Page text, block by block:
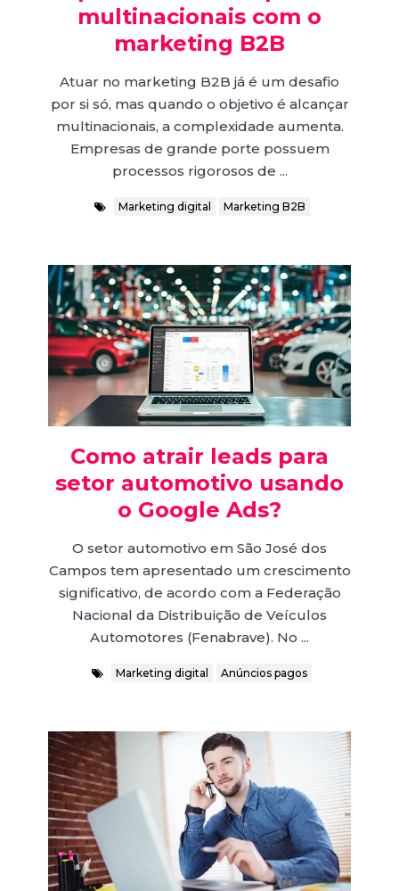
multinacionais com o
marketing B2B
Atuar no marketing B2B já é um desafio
por si só, mas quando o objetivo é alcançar
multinacionais, a complexidade aumenta.
Empresas de grande porte possuem
processos rigorosos de ...
Marketing digital Marketing B2B
Como atrair leads para
setor automotivo usando
o Google Ads?
O setor automotivo em São José dos
Campos tem apresentado um crescimento
significativo, de acordo com a Federação
Nacional da Distribuição de Veículos
Automotores (Fenabrave). No ...
Marketing digital Anúncios pagos